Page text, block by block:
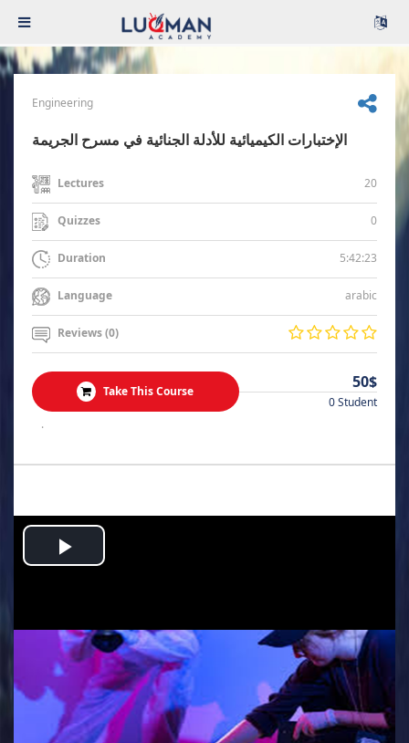
Engineering
الإختبارات الكيميائية للأدلة الجنائية في مسرح الجريمة
Lectures 20
Quizzes 0
Duration 5:42:23
Language arabic
Reviews (0)
Take This Course 50$
0 Student
.
Play